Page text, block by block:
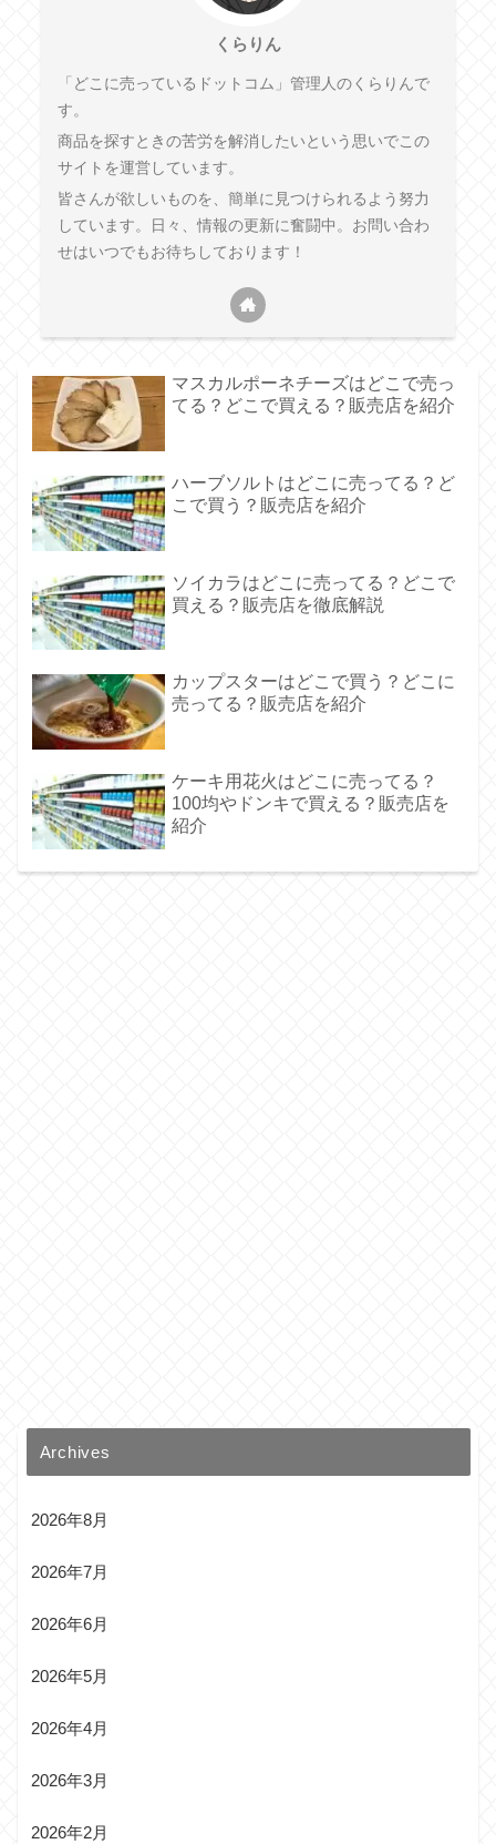
くらりん
「どこに売っているドットコム」管理人のくらりんで
す。
商品を探すときの苦労を解消したいという思いでこの
サイトを運営しています。
皆さんが欲しいものを、簡単に見つけられるよう努力
しています。日々、情報の更新に奮闘中。お問い合わ
せはいつでもお待ちしております！
マスカルポーネチーズはどこで売っ
てる？どこで買える？販売店を紹介
ハーブソルトはどこに売ってる？ど
こで買う？販売店を紹介
ソイカラはどこに売ってる？どこで
買える？販売店を徹底解説
カップスターはどこで買う？どこに
売ってる？販売店を紹介
ケーキ用花火はどこに売ってる？
100均やドンキで買える？販売店を
紹介
Archives
2026年8月
2026年7月
2026年6月
2026年5月
2026年4月
2026年3月
2026年2月